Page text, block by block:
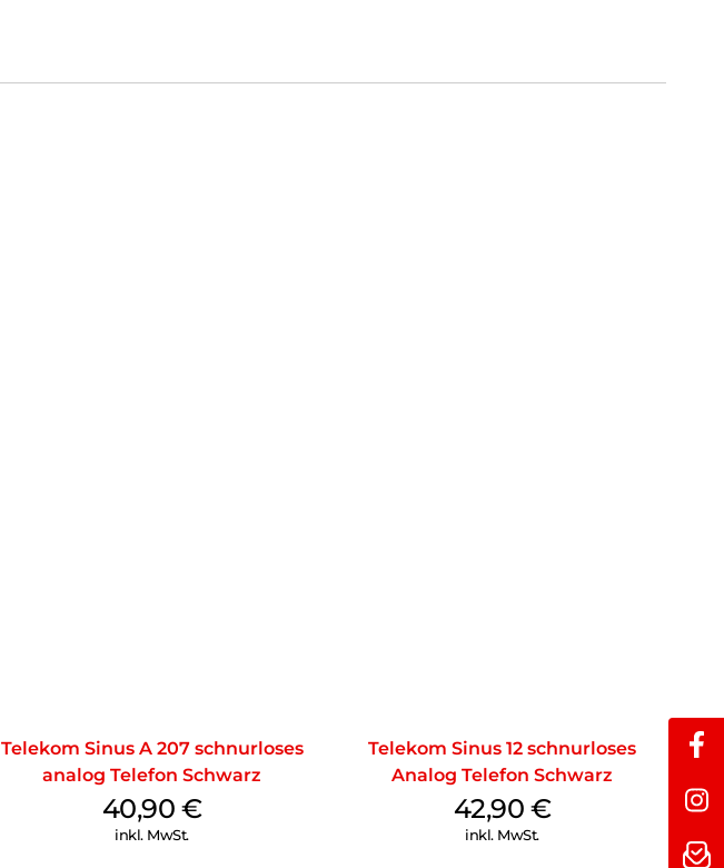
Telekom Sinus A 207 schnurloses
analog Telefon Schwarz
40,90 €
inkl. MwSt.
Telekom Sinus 12 schnurloses
Analog Telefon Schwarz
42,90 €
inkl. MwSt.